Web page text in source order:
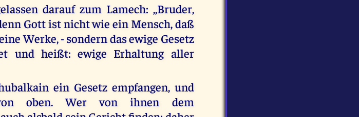
darauf zum Lamech: ,,Bruder,
Gott ist nicht wie ein Mensch, daß
Werke, - sondern das ewige Gesetz
und heißt: ewige Erhaltung aller
ein Gesetz empfangen, und
oben. Wer von ihnen dem